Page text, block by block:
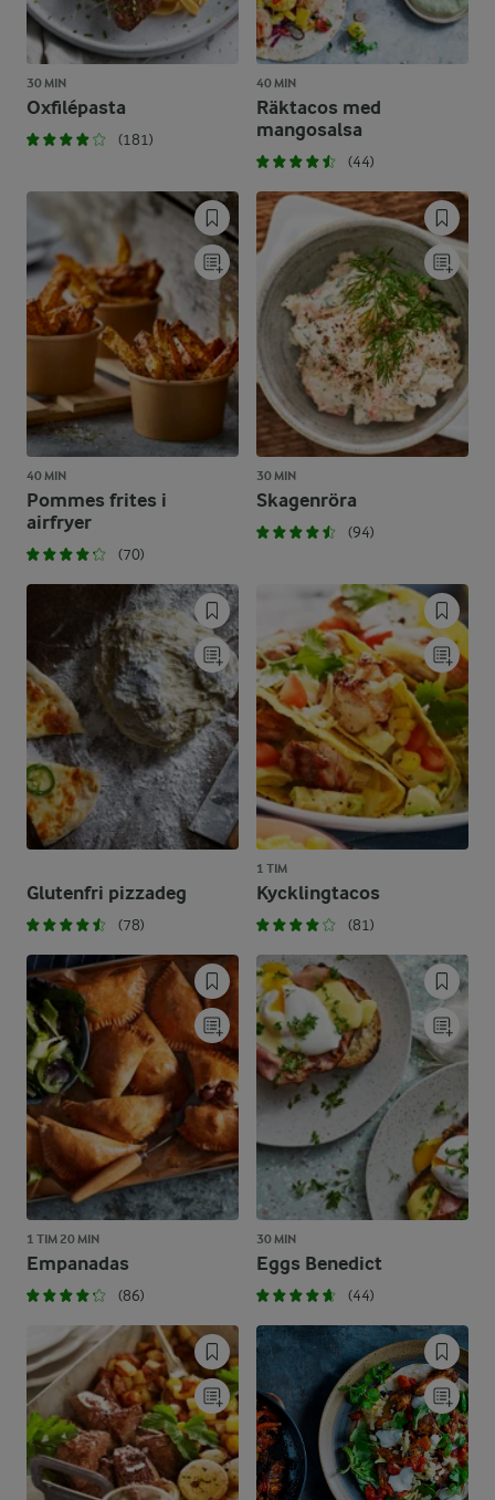
30 MIN
Oxfilépasta
(181)
40 MIN
Räktacos med
mangosalsa
(44)
40 MIN
Pommes frites i
airfryer
(70)
30 MIN
Skagenröra
(94)
Glutenfri pizzadeg
(78)
1 TIM
Kycklingtacos
(81)
1 TIM 20 MIN
Empanadas
(86)
30 MIN
Eggs Benedict
(44)